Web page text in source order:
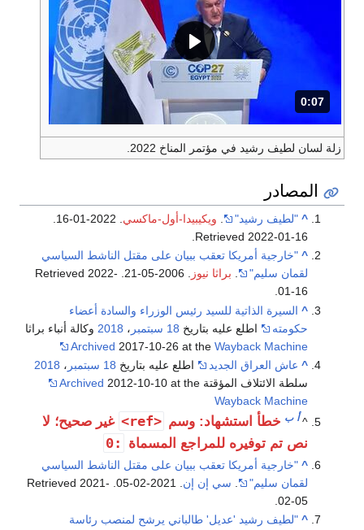
المدة: 7 ثوانٍ.
0:07
زلة لسان لطيف رشيد في مؤتمر المناخ 2022.
المصادر
^ "لطيف رشيد" ويكيبيدا-أول-ماكسي
Retrieved 2022-01-16
^ "خارجية أمريكا تعقب ببيان على مقتل الناشط السياسي
لقمان سليم"
. براثا نيوز . 2006-05-21
. Retrieved
2022-
01-16
.
^ السيرة الذاتية للسيد رئيس الوزراء والسادة أعضاء
حكومته
اطلع عليه بتاريخ 18 سبتمبر ، 2018 وكالة أنباء براثا
Archived 2017-10-26 at theWayback Machine
^ عاش العراق الجديد اطلع عليه بتاريخ 18 سبتمبر ، 2018
سلطة الائتلاف المؤقتة
Archived 2012-10-10 at the
Wayback Machine
^أ ب خطأ استشهاد: وسم <ref>
غير صحيح؛ لا
نص تم توفيره للمراجع المسماة
:0
^ "خارجية أمريكا تعقب ببيان على مقتل الناشط السياسي
لقمان سليم"
سي إن إن . Retrieved
2021-
02-05
.
^ "لطيف رشيد 'عديل' طالباني يرشح لمنصب رئاسة